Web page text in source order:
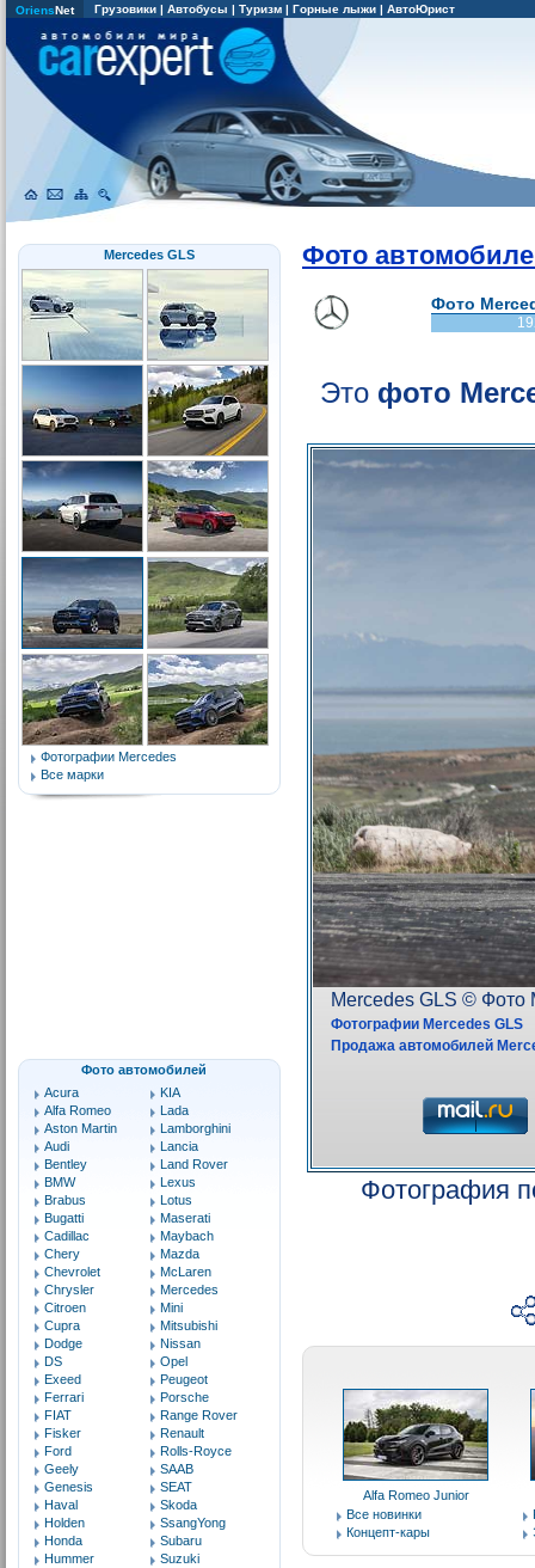
OriensNet Грузовики | Автобусы | Туризм | Горные лыжи | АвтоЮрист
Mercedes GLS
Фотографии Mercedes
Все марки
Фото автомобилей
Acura
Alfa Romeo
Aston Martin
Audi
Bentley
BMW
Brabus
Bugatti
Cadillac
Chery
Chevrolet
Chrysler
Citroen
Cupra
Dodge
DS
Exeed
Ferrari
FIAT
Fisker
Ford
Geely
Genesis
Haval
Holden
Honda
Hummer
KIA
Lada
Lamborghini
Lancia
Land Rover
Lexus
Lotus
Maserati
Maybach
Mazda
McLaren
Mercedes
Mini
Mitsubishi
Nissan
Opel
Peugeot
Porsche
Range Rover
Renault
Rolls-Royce
SAAB
SEAT
Skoda
SsangYong
Subaru
Suzuki
Фото
Фото
Это фото
Фотография
Alfa Romeo Junior
Все новинки
Концепт-кары